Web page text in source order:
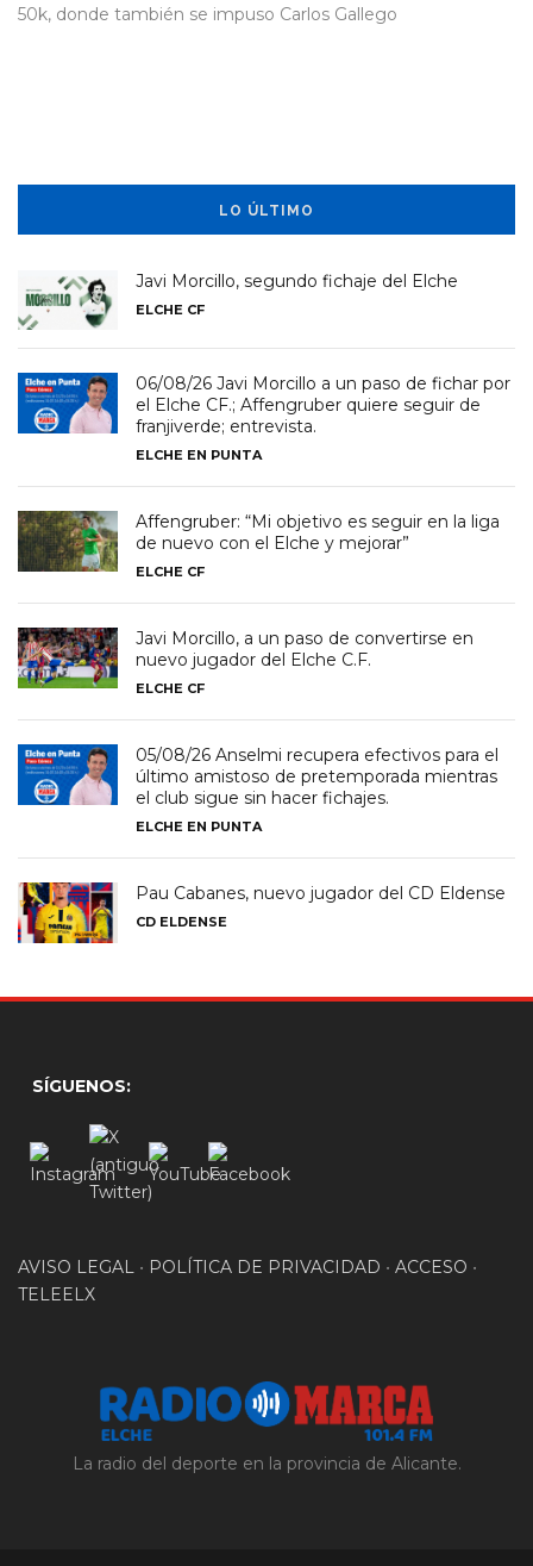
50k, donde también se impuso Carlos Gallego
LO ÚLTIMO
Javi Morcillo, segundo fichaje del Elche
ELCHE CF
06/08/26 Javi Morcillo a un paso de fichar por
el Elche CF.; Affengruber quiere seguir de
franjiverde; entrevista.
ELCHE EN PUNTA
Affengruber: “Mi objetivo es seguir en la liga
de nuevo con el Elche y mejorar”
ELCHE CF
Javi Morcillo, a un paso de convertirse en
nuevo jugador del Elche C.F.
ELCHE CF
05/08/26 Anselmi recupera efectivos para el
último amistoso de pretemporada mientras
el club sigue sin hacer fichajes.
ELCHE EN PUNTA
Pau Cabanes, nuevo jugador del CD Eldense
CD ELDENSE
SÍGUENOS:
AVISO LEGAL • POLÍTICA DE PRIVACIDAD • ACCESO •
TELEELX
La radio del deporte en la provincia de Alicante.